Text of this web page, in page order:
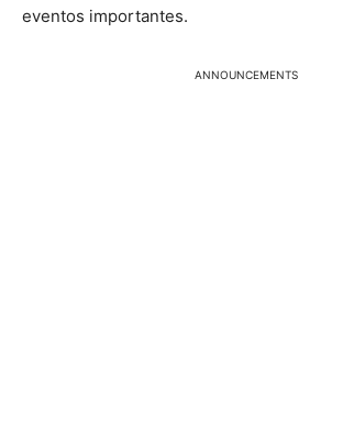
eventos importantes.
ANNOUNCEMENTS